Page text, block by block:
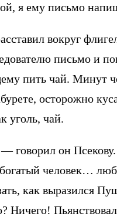
я ему письмо
вокруг
письмо и
пить чай. Минут
осторожно
уголь, чай.
говорил он
человек…
как выразился
Ничего!